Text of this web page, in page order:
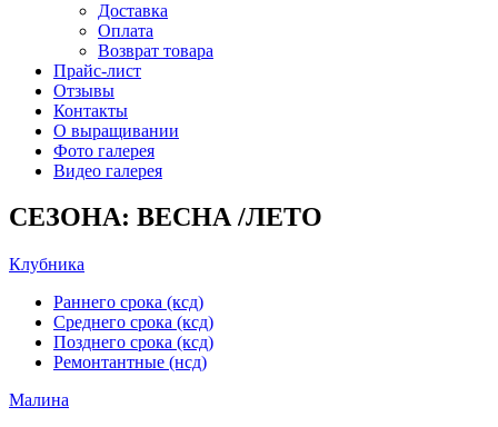
Доставка
Оплата
Возврат товара
Прайс-лист
Отзывы
Контакты
О выращивании
Фото галерея
Видео галерея
СЕЗОНА: ВЕСНА /ЛЕТО
Клубника
Раннего срока (ксд)
Среднего срока (ксд)
Позднего срока (ксд)
Ремонтантные (нсд)
Малина